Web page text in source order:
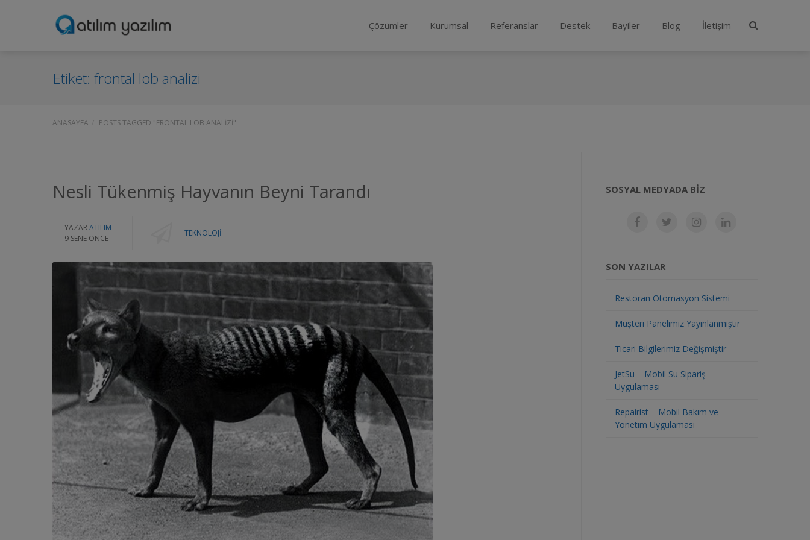
Çözümler Kurumsal Referanslar Destek Bayiler Blog İletişim
Etiket: frontal lob analizi
ANASAYFA POSTS TAGGED "FRONTAL LOB ANALIZI"
Nesli Tükenmiş Hayvanın Beyni Tarandı
YAZAR ATILIM
9 SENE ÖNCE
TEKNOLOJI
SOSYAL MEDYADA BIZ
SON YAZILAR
Restoran Otomasyon Sistemi
Müşteri Panelimiz Yayınlanmıştır
Ticari Bilgilerimiz Değişmiştir
JetSu – Mobil Su Sipariş
Uygulaması
Repairist – Mobil Bakım ve
Yönetim Uygulaması